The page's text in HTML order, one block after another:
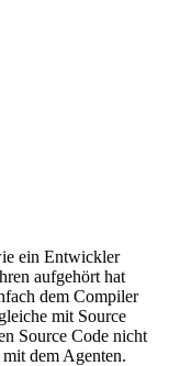
ein Entwickler
aufgehört hat
dem Compiler
mit Source
Source Code nicht
dem Agenten.